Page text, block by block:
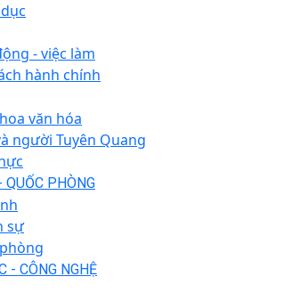
- việc làm
hành chính
văn hóa
người Tuyên Quang
PHÒNG
sự
- CÔNG NGHỆ